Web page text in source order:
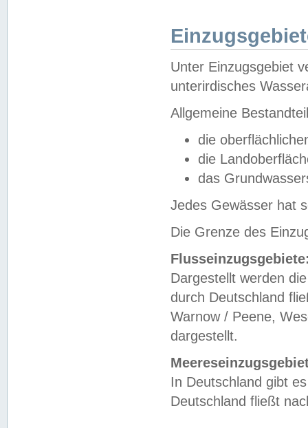
Unter Einzugsgebiet
unterirdisches
Allgemeine
die
die
das
Jedes Gewässer hat
Die Grenze des
Dargestellt werden
durch Deutschland
Warnow / Peene,
dargestellt.
In Deutschland gibt
Deutschland fließt